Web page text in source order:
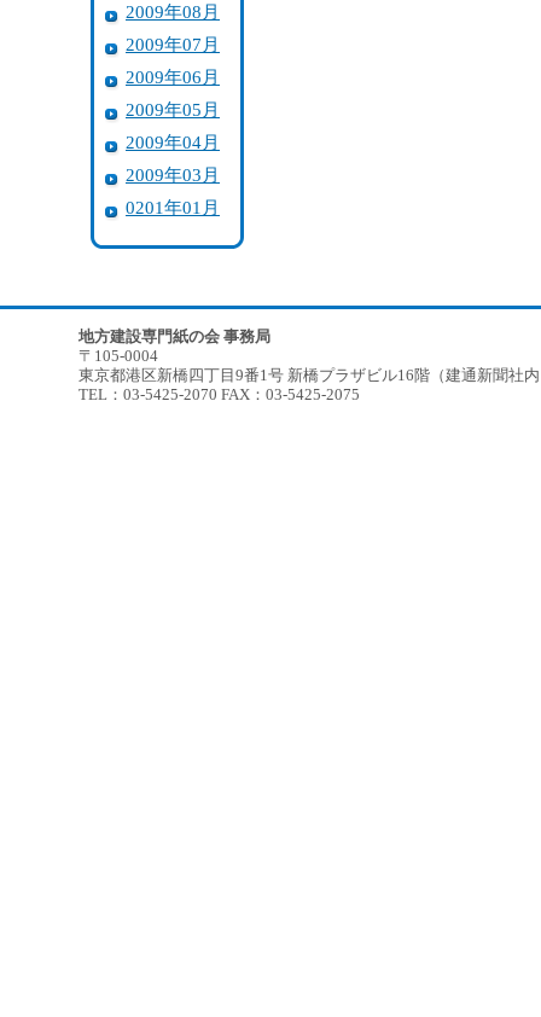
2009年08月
2009年07月
2009年06月
2009年05月
2009年04月
2009年03月
0201年01月
地方建設専門紙の会 事務局
〒105-0004
東京都港区新橋四丁目9番1号 新橋プラザビル16階（建通新聞社
TEL：03-5425-2070 FAX：03-5425-2075